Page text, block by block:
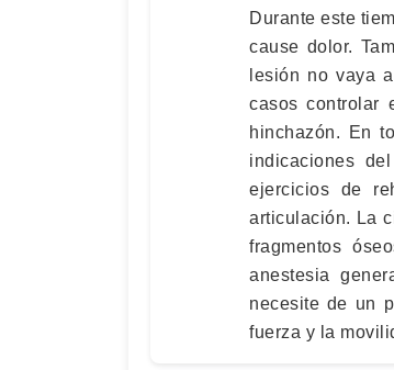
Durante este
cause dolor.
lesión no vaya
casos controlar
hinchazón. En
indicaciones
ejercicios de
articulación. La
fragmentos
anestesia
necesite de un
fuerza y la